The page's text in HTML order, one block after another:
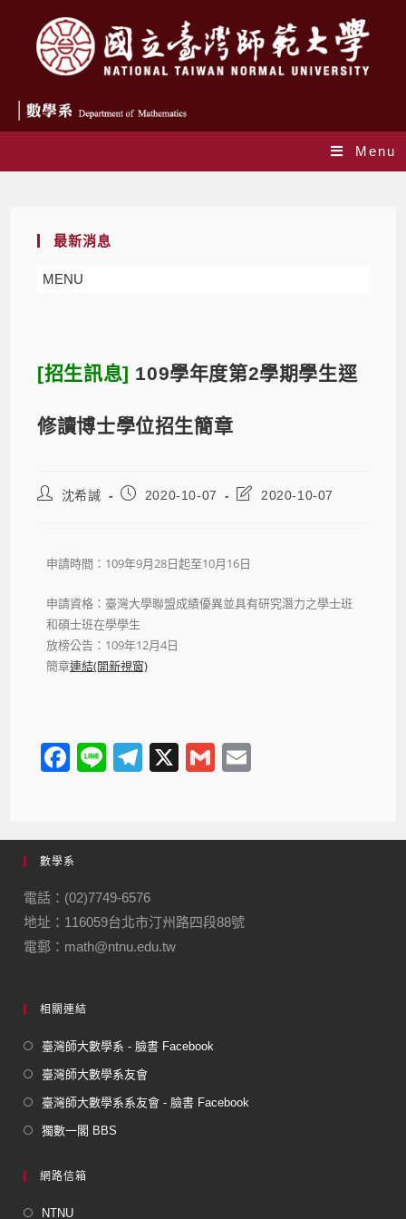
Menu
最新消息
MENU
[招生訊息] 109學年度第2學期學生逕
修讀博士學位招生簡章
沈希諴 2020-10-07 2020-10-07
申請時間：109年9月28日起至10月16日
申請資格：臺灣大學聯盟成績優異並具有研究潛力之學士班
和碩士班在學學生
放榜公告：109年12月4日
簡章連結(開新視窗)
F
e
b
o
o
k
Li
T
gr
m
X
G
數學系
電話：(02)7749-6576
地址：116059台北市汀州路四段88號
電郵：math@ntnu.edu.tw
相關連結
臺灣師大數學系 - 臉書 Facebook
臺灣師大數學系友會
臺灣師大數學系系友會 - 臉書 Facebook
獨數一閣 BBS
網路信箱
NTNU